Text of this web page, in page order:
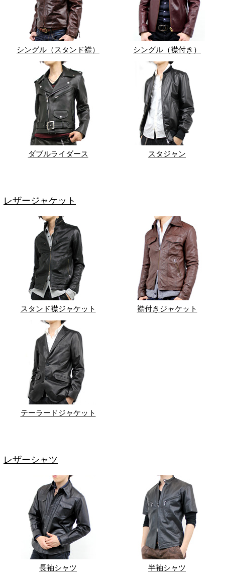
シングル（スタンド襟） シングル（襟付き）
ダブルライダース スタジャン
レザージャケット
スタンド襟ジャケット 襟付きジャケット
テーラードジャケット
レザーシャツ
長袖シャツ 半袖シャツ